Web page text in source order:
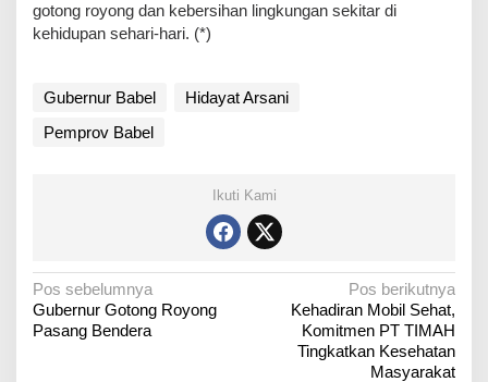
gotong royong dan kebersihan lingkungan sekitar di
kehidupan sehari-hari. (*)
Gubernur Babel
Hidayat Arsani
Pemprov Babel
Ikuti Kami
N
a
Pos sebelumnya
Gubernur Gotong Royong
Pasang Bendera
Pos berikutnya
Kehadiran Mobil Sehat,
Komitmen PT TIMAH
Tingkatkan Kesehatan
Masyarakat